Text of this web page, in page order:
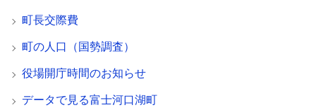
町長交際費
町の人口（国勢調査）
役場開庁時間のお知らせ
データで見る富士河口湖町